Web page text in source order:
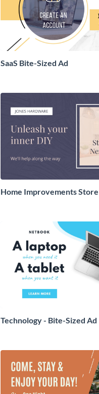
SaaS Bite-Sized Ad
Home Improvements
Technology - Bite-Sized Ad